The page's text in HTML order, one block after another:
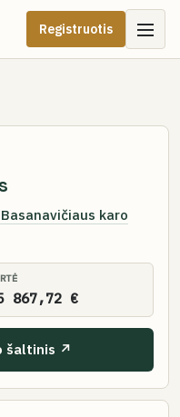
Registruotis
karo
867,72 €
šaltinis ↗